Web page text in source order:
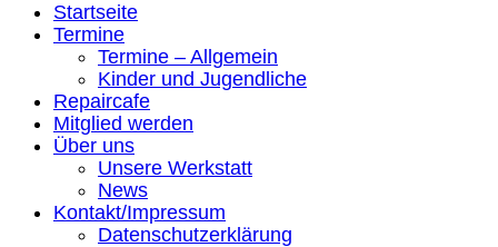
Startseite
Termine
Termine – Allgemein
Kinder und Jugendliche
Repaircafe
Mitglied werden
Über uns
Unsere Werkstatt
News
Kontakt/Impressum
Datenschutzerklärung